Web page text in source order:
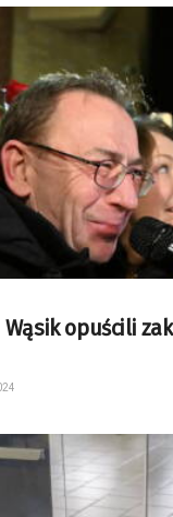
opuścili